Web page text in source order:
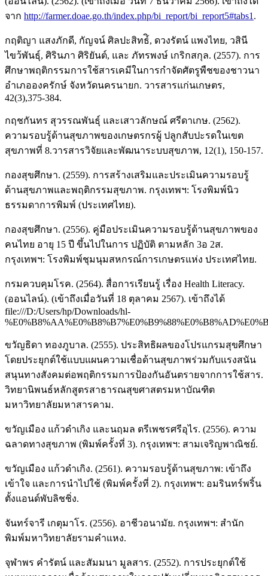
จาก http://farmer.doae.go.th/index.php/bi_report/bi_report5#tabs1 .
กฤติญา แสงภักดี, กัญจน์ ศิลปะสิทธ์ิ, ดวงรัตน์ แพงไทย, วสินี
ไขว้พันธุ์, ศิรินภา ศิริยันต์, และ ภัทรพงษ์ เกริกสกุล. (2557). การ
ศึกษาพฤติกรรมการใช้สารเคมีในการกำจัดศัตรูพืชของชาวนา
อำเภอองครักษ์ จังหวัดนครนายก. วารสารแก่นเกษตร,
42(3),375-384.
กฤชกันทร สุวรรณพันธุ์ และเสาวลักษณ์ ศรีดาเกษ. (2562).
ความรอบรู้ด้านสุขภาพของเกษตรกรผู้ ปลูกสับปะรดในเขต
สุขภาพที่ 8.วารสารวิจัยและพัฒนาระบบสุขภาพ, 12(1), 150-157.
กองสุขศึกษา. (2559). การสร้างเสริมและประเมินความรอบรู้
ด้านสุขภาพและพฤติกรรมสุขภาพ. กรุงเทพฯ: โรงพิมพ์นิว
ธรรมดาการพิมพ์ (ประเทศไทย).
กองสุขศึกษา. (2556). คู่มือประเมินความรอบรู้ด้านสุขภาพของ
คนไทย อายุ 15 ปี ขึ้นไปในการ ปฏิบัติ ตามหลัก 3อ 2ส.
กรุงเทพฯ: โรงพิมพ์ชุมนุมสหกรณ์การเกษตรแห่ง ประเทศไทย.
กรมควบคุมโรค. (2564). สื่อการเรียนรู้ เรื่อง Health Literacy.
(ออนไลน์). (เข้าถึงเมื่อวันที่ 18 ตุลาคม 2567). เข้าถึงได้
file:///D:/Users/hp/Downloads/hl-
ขวัญธิดา ทองภูบาล. (2555). ประสิทธิผลของโปรแกรมสุขศึกษา
โดยประยุกต์ใช้แบบแผนความเชื่อด้านสุขภาพร่วมกับแรงสนัน
สนุนทางสังคมต่อพฤติกรรมการป้องกันอันตรายจากการใช้สาร.
วิทยานิพนธ์หลักสูตรสาธารณสุขศาสตรมหาบัณฑิต
มหาวิทยาลัยมหาสารคาม.
ขวัญเมือง แก้วดำเกิง และนฤมล ตรีเพชรศรีอุไร. (2556). ความ
ฉลาดทางสุขภาพ (พิมพ์ครั้งที่ 3). กรุงเทพฯ: สามเจริญพาณิชย์.
ขวัญเมือง แก้วดำเกิง. (2561). ความรอบรู้ด้านสุขภาพ: เข้าถึง
เข้าใจ และการนำไปใช้ (พิมพ์ครั้งที่ 2). กรุงเทพฯ: อมรินทร์พริ้น
ตั้งแอนด์พับลิชชิ่ง.
จันทร์จารี เกตุมาโร. (2556). อาชีวอนามัย. กรุงเทพฯ: สำนัก
พิมพ์มหาวิทยาลัยรามคำแหง.
จุฬาพร คำรัตน์ และสัมมนา มูลสาร. (2552). การประยุกต์ใช้